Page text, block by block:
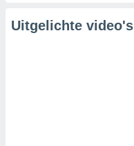
Uitgelichte video's